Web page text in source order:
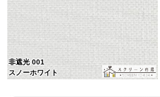
非遮光 001
スノーホワイト